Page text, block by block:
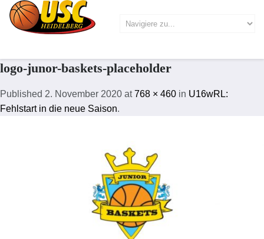
logo-junor-baskets-placeholder
Published 2. November 2020 at768 × 460 in U16wRL:
Fehlstart in die neue Saison.